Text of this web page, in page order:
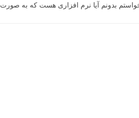
بدونم آیا نرم افزاری هست که به صورت